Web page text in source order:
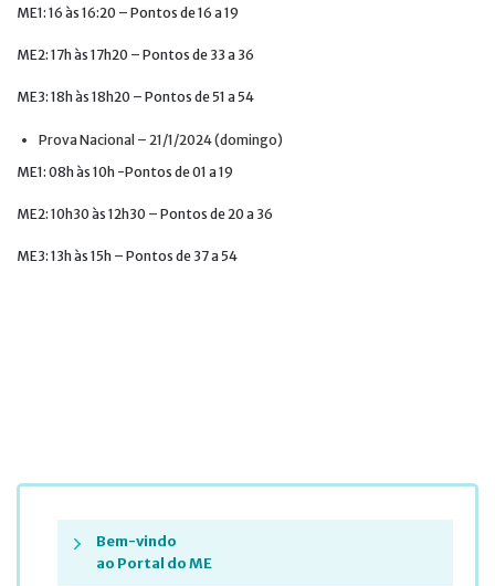
Bem-vindo
ao Portal do ME
ME1: 16 às 16:20 – Pontos de 16 a 19
ME2: 17h às 17h20 – Pontos de 33 a 36
ME3: 18h às 18h20 – Pontos de 51 a 54
Prova Nacional – 21/1/2024 (domingo)
ME1: 08h às 10h -Pontos de 01 a 19
ME2: 10h30 às 12h30 – Pontos de 20 a 36
ME3: 13h às 15h – Pontos de 37 a 54